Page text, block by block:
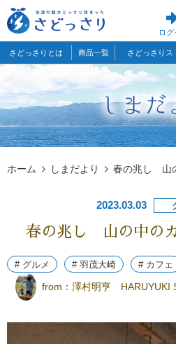
ログ
さどっさりとは 商品一覧 さどっさりス
ホーム しまだより 春の兆し 山
2023.03.03
春の兆し 山の中の
# グルメ # 羽茂大崎 # カフェ
from： 澤村明亨 HARUYUKI